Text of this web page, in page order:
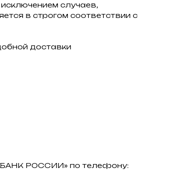
случаев,
в строгом соответствии с
доставки
РОССИИ» по телефону: